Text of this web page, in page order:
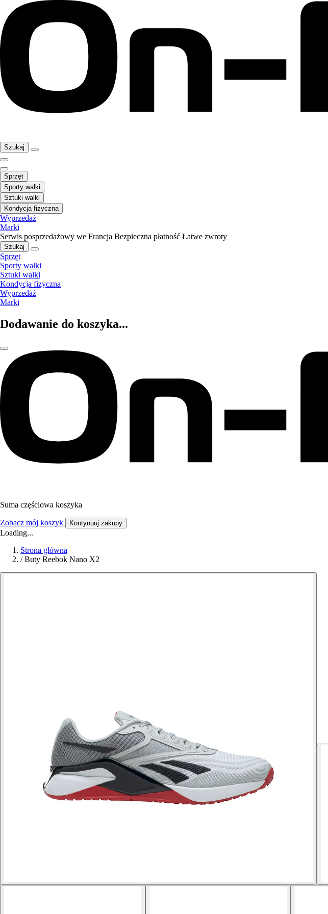
Szukaj
Sprzęt
Sporty walki
Sztuki walki
Kondycja fizyczna
Wyprzedaż
Marki
Serwis posprzedażowy we Francja Bezpieczna płatność Łatwe zwroty
Szukaj
Sprzęt
Sporty walki
Sztuki walki
Kondycja fizyczna
Wyprzedaż
Marki
Dodawanie do koszyka...
Suma częściowa koszyka
Zobacz mój koszyk Kontynuuj zakupy
Loading...
Strona główna
/ Buty Reebok Nano X2